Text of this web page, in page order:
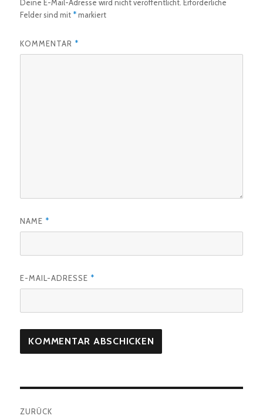
Deine E-Mail-Adresse wird nicht veröffentlicht. Erforderliche
Felder sind mit *markiert
KOMMENTAR *
NAME *
E-MAIL-ADRESSE *
ZURÜCK